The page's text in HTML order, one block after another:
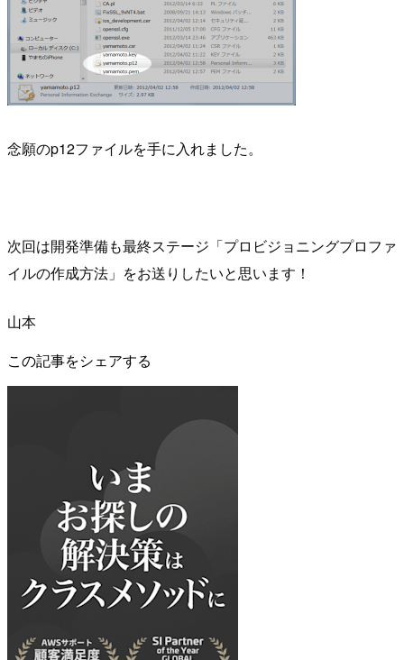
念願のp12ファイルを手に入れました。
次回は開発準備も最終ステージ「プロビジョニングプロファ
イルの作成方法」をお送りしたいと思います！
山本
この記事をシェアする